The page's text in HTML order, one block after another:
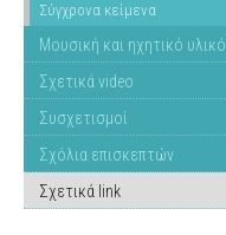
Σύγχρονα κείμενα
Μουσική και ηχητικό υλικό
Σχετικά video
Συσχετισμοί
Σχόλια επισκεπτών
Σχετικά link